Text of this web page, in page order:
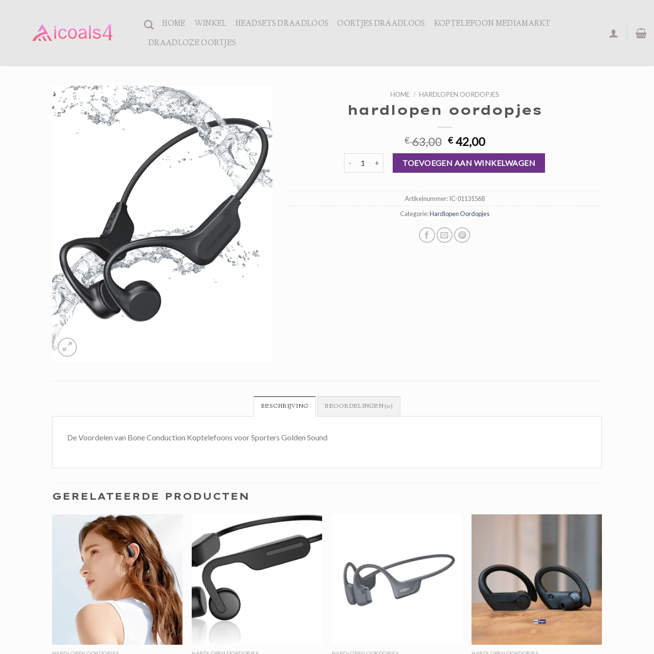
HOME WINKEL HEADSETS DRAADLOOS OORTJES DRAADLOOS
KOPTELEFOON MEDIAMARKT
DRAADLOZE OORTJES
HOME / HARDLOPEN OORDOPJES
hardlopen oordopjes
€63,00 Oorspronkelijke
prijs
was:
€ 63,00.
€42,00Huidige
prijs
is:
€ 42,00.
hardlopen oordopjes aantalTOEVOEGEN AAN WINKELWAGEN
Artikelnummer:IC-01131568
Categorie:Hardlopen Oordopjes
BESCHRIJVING BEOORDELINGEN (0)
De Voordelen van Bone Conduction Koptelefoons voor Sporters Golden Sound
GERELATEERDE PRODUCTEN